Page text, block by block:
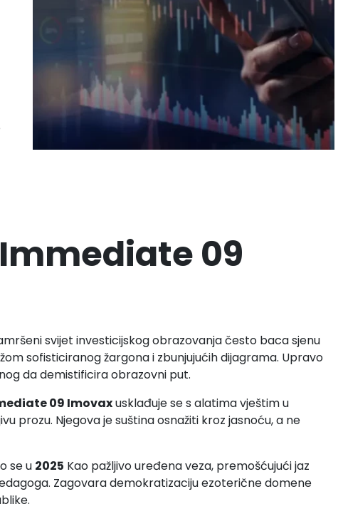
09
svijet investicijskog obrazovanja često baca sjenu
sofisticiranog žargona i zbunjujućih dijagrama. Upravo
da demistificira obrazovni put.
09 Imovaxusklađuje se s alatima vještim u
prozu. Njegova je suština osnažiti kroz jasnoću, a ne
se u 2025 Kao pažljivo uređena veza, premošćujući jaz
Zagovara demokratizaciju ezoterične domene